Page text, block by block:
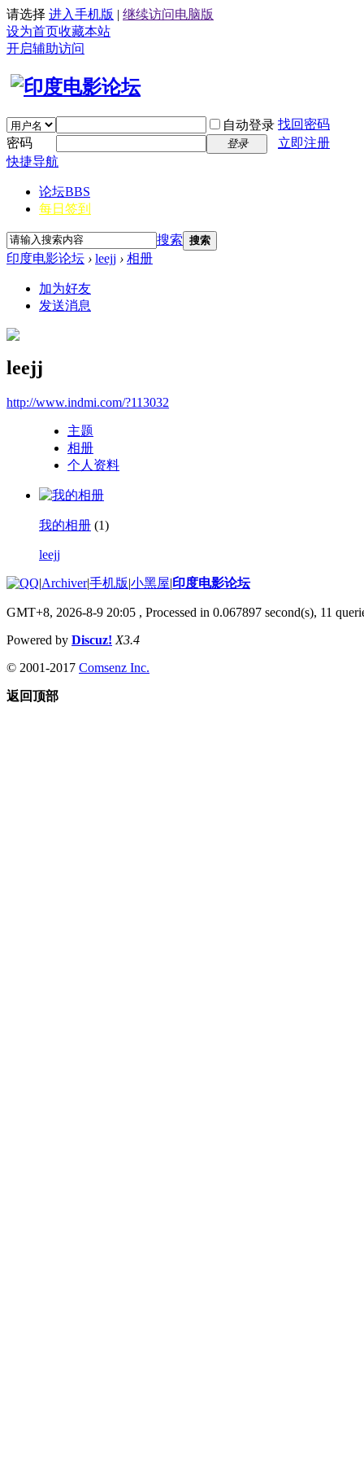
请选择 进入手机版 | 继续访问电脑版
设为首页收藏本站
开启辅助访问
自动登录 找回密码
密码
登录
立即注册
快捷导航
论坛BBS
每日签到
搜索 搜索
印度电影论坛 › leejj › 相册
加为好友
发送消息
leejj
http://www.indmi.com/?113032
主题
相册
个人资料
我的相册 (1)
leejj
|Archiver|手机版|小黑屋|印度电影论坛
GMT+8, 2026-8-9 20:05 , Processed in 0.067897 second(s), 11
Powered by Discuz! X3.4
© 2001-2017 Comsenz Inc.
返回顶部